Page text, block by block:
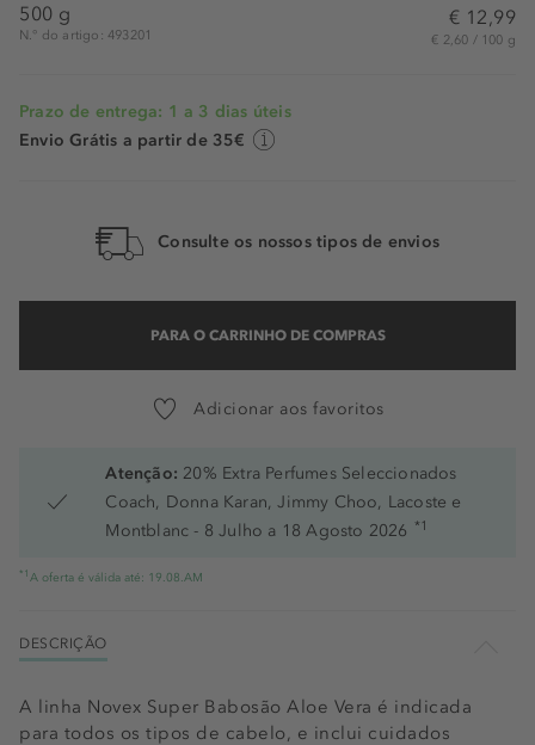
500 g
N.° do artigo: 493201
€ 12,99
€ 2,60 / 100 g
Prazo de entrega: 1 a 3 dias úteis
Envio Grátis a partir de 35€
Consulte os nossos tipos de envios
PARA O CARRINHO DE COMPRAS
Adicionar aos favoritos
Atenção: 20% Extra Perfumes Seleccionados
Coach, Donna Karan, Jimmy Choo, Lacoste e
Montblanc - 8 Julho a 18 Agosto 2026 *1
*1 A oferta é válida até: 19.08.AM
DESCRIÇÃO
A linha Novex Super Babosão Aloe Vera é indicada
para todos os tipos de cabelo, e inclui cuidados